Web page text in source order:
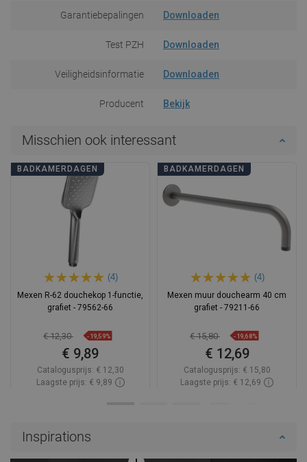
Garantiebepalingen Downloaden
Test PZH Downloaden
Veiligheidsinformatie Downloaden
Producent Bekijk
Misschien ook interessant
BADKAMERDAGEN
(4)
Mexen R-62 douchekop 1-functie,
grafiet - 79562-66
€ 12,30 -19,59%
€ 9,89
Catalogusprijs: € 12,30
Laagste prijs: € 9,89
BADKAMERDAGEN
(4)
Mexen muur douchearm 40 cm
grafiet - 79211-66
€ 15,80 -19,68%
€ 12,69
Catalogusprijs: € 15,80
Laagste prijs: € 12,69
Inspirations